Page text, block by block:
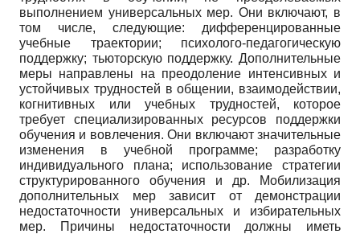
выполнением универсальных мер. Они включают, в
том числе, следующие: дифференцированные
учебные траектории; психолого-педагогическую
поддержку; тьюторскую поддержку. Дополнительные
меры направлены на преодоление интенсивных и
устойчивых трудностей в общении, взаимодействии,
когнитивных или учебных трудностей, которое
требует специализированных ресурсов поддержки
обучения и вовлечения. Они включают значительные
изменения в учебной программе; разработку
индивидуального плана; использование стратегии
структурированного обучения и др. Мобилизация
дополнительных мер зависит от демонстрации
недостаточности универсальных и избирательных
мер. Причины недостаточности должны иметь